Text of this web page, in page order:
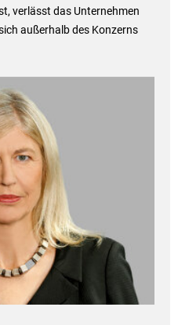
verlässt das Unternehmen
außerhalb des Konzerns